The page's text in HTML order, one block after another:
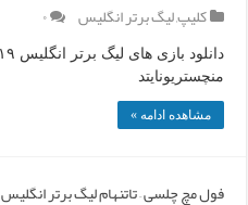
کلیپ,لیگ برتر انگلیس ۰
منچستریونایتد
مشاهده ادامه »
فول مچ چلسی – تاتنهام لیگ برتر انگلیس ۲۰۱۸/۱۹